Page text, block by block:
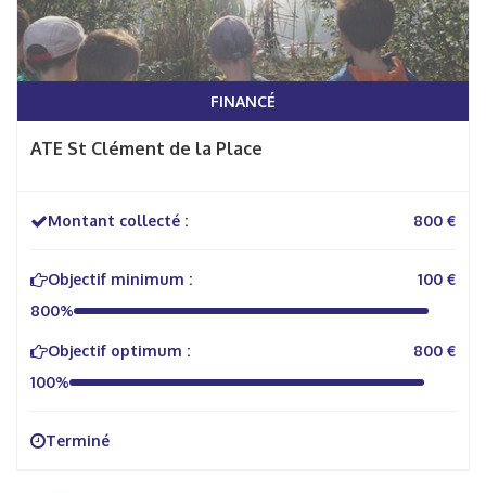
FINANCÉ
ATE St Clément de la Place
Montant collecté : 800 €
Objectif minimum :
100 €
800%
Objectif optimum :
800 €
100%
Terminé